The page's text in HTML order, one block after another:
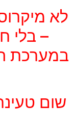
לא
– בלי
במערכת
שום